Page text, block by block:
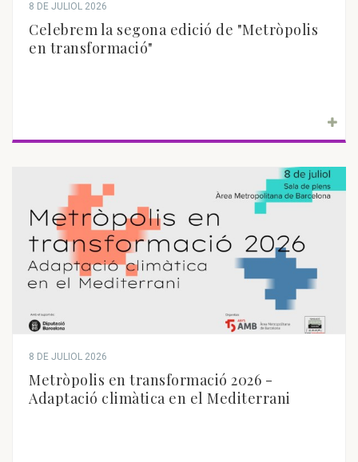
8 DE JULIOL 2026
Celebrem la segona edició de "Metròpolis
en transformació"
8 DE JULIOL 2026
Metròpolis en transformació 2026 -
Adaptació climàtica en el Mediterrani